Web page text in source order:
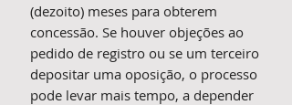
(dezoito) meses para obterem
concessão. Se houver objeções ao
pedido de registro ou se um terceiro
depositar uma oposição, o processo
pode levar mais tempo, a depender